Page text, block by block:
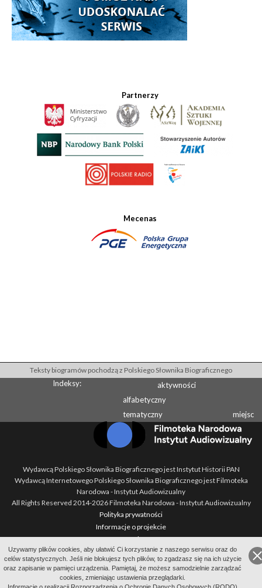
Partnerzy
Mecenas
Uzywamy plików cookies, aby ułatwić Ci korzystanie z naszego serwisu oraz do
celów statystycznych. Jeśli nie blokujesz tych plików, to zgadzasz się na ich użycie
oraz zapisanie w pamięci urządzenia. Pamiętaj, że możesz samodzielnie zarządzać
cookies, zmieniając ustawienia przeglądarki.
Teksty biogramów pochodzą z Polskiego Słownika Biograficznego
Indeksy:
aktywności
alfabetyczny
tematyczny
miejsc
Wydawcą Polskiego Słownika Biograficznego jest Instytut Historii PAN
Wydawcą Internetowego Polskiego Słownika Biograficznego jest Filmoteka
Narodowa - Instytut Audiowizualny
All Rights Reserved 2014-2026Filmoteka Narodowa - Instytut Audiowizualny
Polityka prywatności
Informacje o projekcie
Kontakt
Regulamin
Mapa strony
BIP